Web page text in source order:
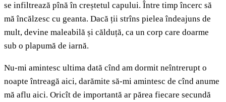
se infiltrează pînă în creștetul capului. Între timp încerc să
mă încălzesc cu geanta. Dacă ții strîns pielea îndeajuns de
mult, devine maleabilă și călduță, ca un corp care doarme
sub o plapumă de iarnă.
Nu-mi amintesc ultima dată cînd am dormit neîntrerupt o
noapte întreagă aici, darămite să-mi amintesc de cînd anume
mă aflu aici. Oricît de importantă ar părea fiecare secundă